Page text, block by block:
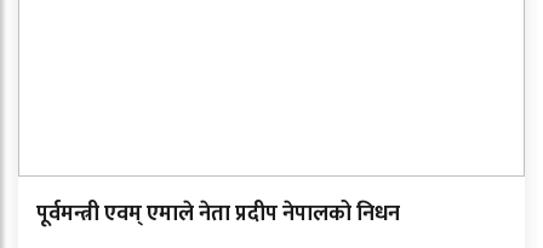
पूर्वमन्त्री एवम् एमाले नेता प्रदीप नेपालको निधन